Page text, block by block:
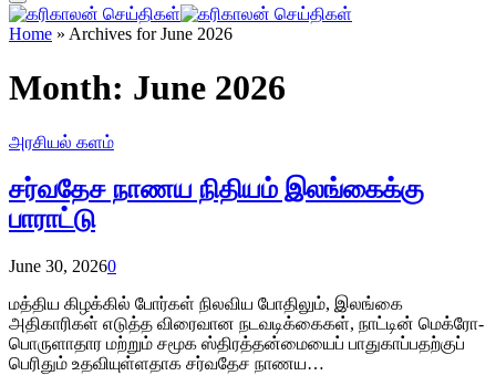
Home » Archives for June 2026
Month: June 2026
அரசியல் களம்
சர்வதேச நாணய நிதியம் இலங்கைக்கு
பாராட்டு
June 30, 20260
மத்திய கிழக்கில் போர்கள் நிலவிய போதிலும், இலங்கை
அதிகாரிகள் எடுத்த விரைவான நடவடிக்கைகள், நாட்டின் மெக்ரோ-
பொருளாதார மற்றும் சமூக ஸ்திரத்தன்மையைப் பாதுகாப்பதற்குப்
பெரிதும் உதவியுள்ளதாக சர்வதேச நாணய…